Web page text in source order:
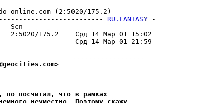
online.com (2:5020/175.2)
RU.FANTASY -
Scn
175.2    Срд 14 Мар 01 15:02
Срд 14 Мар 01 21:59
морали
но посчитал, что в рамках